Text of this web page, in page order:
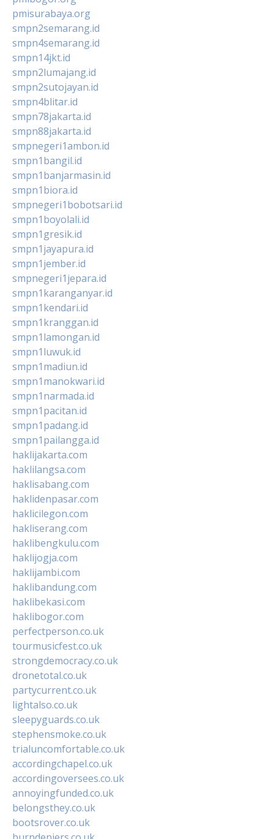
pmisurabaya.org
smpn2semarang.id
smpn4semarang.id
smpn14jkt.id
smpn2lumajang.id
smpn2sutojayan.id
smpn4blitar.id
smpn78jakarta.id
smpn88jakarta.id
smpnegeri1ambon.id
smpn1bangil.id
smpn1banjarmasin.id
smpn1biora.id
smpnegeri1bobotsari.id
smpn1boyolali.id
smpn1gresik.id
smpn1jayapura.id
smpn1jember.id
smpnegeri1jepara.id
smpn1karanganyar.id
smpn1kendari.id
smpn1kranggan.id
smpn1lamongan.id
smpn1luwuk.id
smpn1madiun.id
smpn1manokwari.id
smpn1narmada.id
smpn1pacitan.id
smpn1padang.id
smpn1pailangga.id
haklijakarta.com
haklilangsa.com
haklisabang.com
haklidenpasar.com
haklicilegon.com
hakliserang.com
haklibengkulu.com
haklijogja.com
haklijambi.com
haklibandung.com
haklibekasi.com
haklibogor.com
perfectperson.co.uk
tourmusicfest.co.uk
strongdemocracy.co.uk
dronetotal.co.uk
partycurrent.co.uk
lightalso.co.uk
sleepyguards.co.uk
stephensmoke.co.uk
trialuncomfortable.co.uk
accordingchapel.co.uk
accordingoversees.co.uk
annoyingfunded.co.uk
belongsthey.co.uk
bootsrover.co.uk